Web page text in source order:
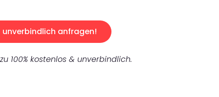
unverbindlich anfragen!
100% kostenlos & unverbindlich.